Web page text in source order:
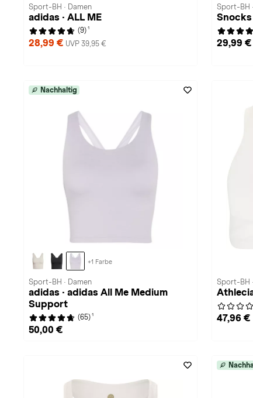
Sport-BH · Damen
adidas · ALL ME
(9) 1
28,99 € UVP 39,95 €
Sport-BH
Snocks
29,99 €
Nachhaltig
+1 Farbe
Sport-BH · Damen
adidas · adidas All Me Medium
Support
(65) 1
50,00 €
Sport-BH
47,96 €